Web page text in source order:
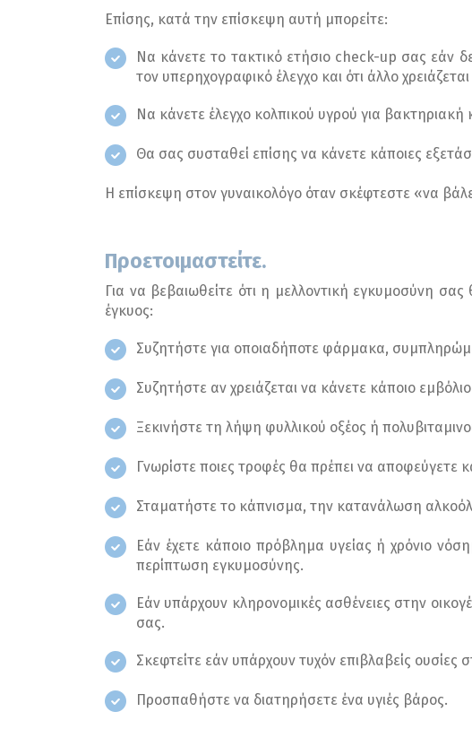
Επίσης, κατά την επίσκεψη αυτή μπορείτε:
Να κάνετε το τακτικό ετήσιο check-up σας εάν
τον υπερηχογραφικό έλεγχο και ότι άλλο
Να κάνετε έλεγχο κολπικού υγρού για
Θα σας συσταθεί επίσης να κάνετε κάποιες
Η επίσκεψη στον γυναικολόγο όταν σκέφτεστε «να
Προετοιμαστείτε.
Για να βεβαιωθείτε ότι η μελλοντική εγκυμοσύνη
έγκυος:
Συζητήστε για οποιαδήποτε φάρμακα,
Συζητήστε αν χρειάζεται να κάνετε κάποιο
Ξεκινήστε τη λήψη φυλλικού οξέος ή
Γνωρίστε ποιες τροφές θα πρέπει να αποφεύγετε
Σταματήστε το κάπνισμα, την κατανάλωση
Εάν έχετε κάποιο πρόβλημα υγείας ή χρόνιο
περίπτωση εγκυμοσύνης.
Εάν υπάρχουν κληρονομικές ασθένειες στην
σας.
Σκεφτείτε εάν υπάρχουν τυχόν επιβλαβείς ουσίες
Προσπαθήστε να διατηρήσετε ένα υγιές βάρος.